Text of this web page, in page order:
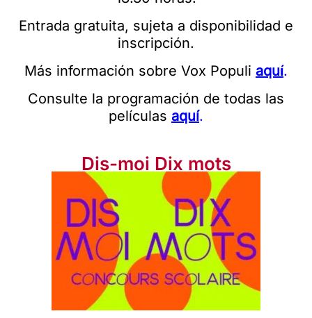
Entrada gratuita, sujeta a disponibilidad e
inscripción.
Más información sobre Vox Populi aquí.
Consulte la programación de todas las
películas aquí.
Dis-moi Dix mots